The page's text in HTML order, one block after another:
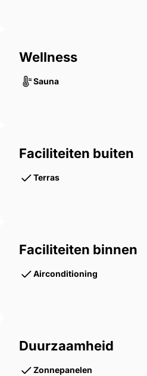
Wellness
Sauna
Faciliteiten buiten
Terras
Faciliteiten binnen
Airconditioning
Duurzaamheid
Zonnepanelen